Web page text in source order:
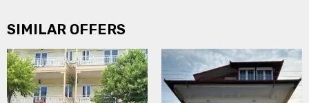
SIMILAR OFFERS